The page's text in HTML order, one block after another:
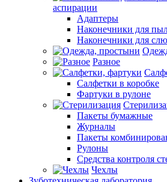
аспирации
Адаптеры
Наконечники для
Наконечники для
Разное
Салфетки в коробке
Фартуки в рулоне
Пакеты бумажные
Журналы
Пакеты
Рулоны
Средства контроля
Чехлы